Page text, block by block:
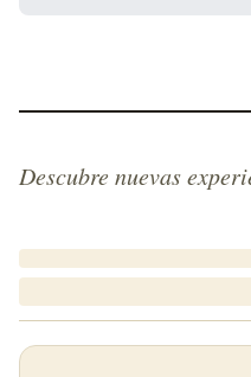
Descubre nuevas